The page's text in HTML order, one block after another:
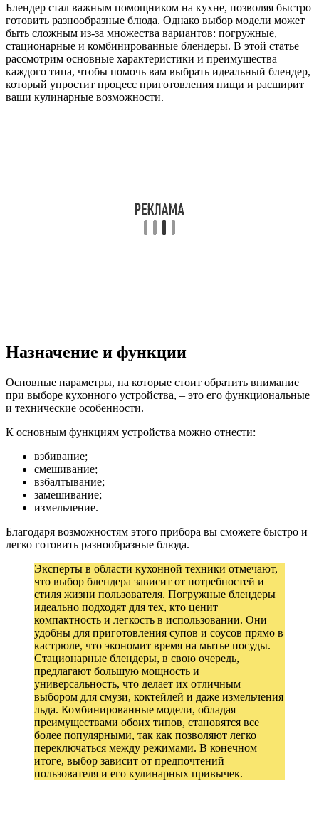
Блендер стал важным помощником на кухне, позволяя быстро
готовить разнообразные блюда. Однако выбор модели может
быть сложным из-за множества вариантов: погружные,
стационарные и комбинированные блендеры. В этой статье
рассмотрим основные характеристики и преимущества
каждого типа, чтобы помочь вам выбрать идеальный блендер,
который упростит процесс приготовления пищи и расширит
ваши кулинарные возможности.
Назначение и функции
Основные параметры, на которые стоит обратить внимание
при выборе кухонного устройства, – это его функциональные
и технические особенности.
К основным функциям устройства можно отнести:
взбивание;
смешивание;
взбалтывание;
замешивание;
измельчение.
Благодаря возможностям этого прибора вы сможете быстро и
легко готовить разнообразные блюда.
Эксперты в области кухонной техники отмечают,
что выбор блендера зависит от потребностей и
стиля жизни пользователя. Погружные блендеры
идеально подходят для тех, кто ценит
компактность и легкость в использовании. Они
удобны для приготовления супов и соусов прямо в
кастрюле, что экономит время на мытье посуды.
Стационарные блендеры, в свою очередь,
предлагают большую мощность и
универсальность, что делает их отличным
выбором для смузи, коктейлей и даже измельчения
льда. Комбинированные модели, обладая
преимуществами обоих типов, становятся все
более популярными, так как позволяют легко
переключаться между режимами. В конечном
итоге, выбор зависит от предпочтений
пользователя и его кулинарных привычек.